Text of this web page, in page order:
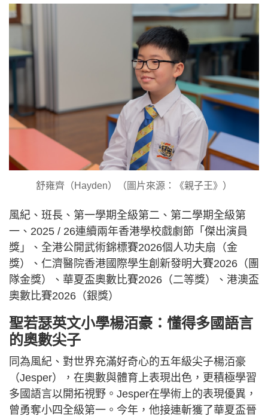
舒雍齊（Hayden）（圖片來源：《親子王》）
風紀、班長、第一學期全級第二、第二學期全級第
一、2025 / 26連續兩年香港學校戲劇節「傑出演員
獎」、全港公開武術錦標賽2026個人功夫扇（金
獎）、仁濟醫院香港國際學生創新發明大賽2026（團
隊金獎）、華夏盃奧數比賽2026（二等獎）、港澳盃
奧數比賽2026（銀獎）
聖若瑟英文小學楊洦豪：懂得多國語言
的奧數尖子
同為風紀、對世界充滿好奇心的五年級尖子楊洦豪
（Jesper），在奧數與體育上表現出色，更積極學習
多國語言以開拓視野。Jesper在學術上的表現優異，
曾勇奪小四全級第一。今年，他接連斬獲了華夏盃晉